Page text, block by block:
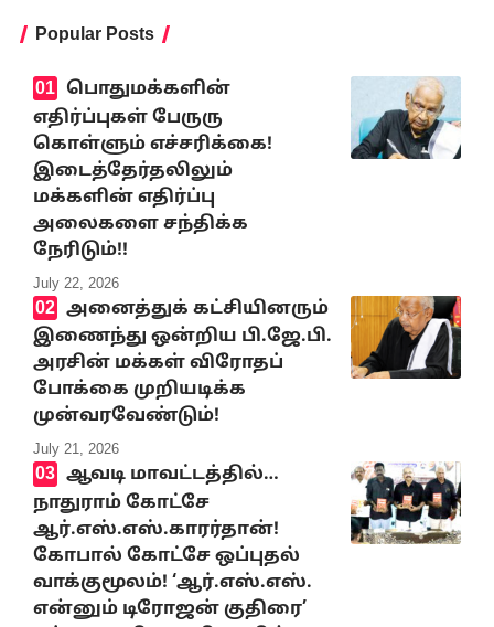
Popular Posts
பொதுமக்களின்
எதிர்ப்புகள் பேருரு
கொள்ளும் எச்சரிக்கை!
இடைத்தேர்தலிலும்
மக்களின் எதிர்ப்பு
அலைகளை சந்திக்க
நேரிடும்!!
July 22, 2026
அனைத்துக் கட்சியினரும்
இணைந்து ஒன்றிய பி.ஜே.பி.
அரசின் மக்கள் விரோதப்
போக்கை முறியடிக்க
முன்வரவேண்டும்!
July 21, 2026
ஆவடி மாவட்டத்தில்…
நாதுராம் கோட்சே
ஆர்.எஸ்.எஸ்.காரர்தான்!
கோபால் கோட்சே ஒப்புதல்
வாக்குமூலம்! ‘ஆர்.எஸ்.எஸ்.
என்னும் டிரோஜன் குதிரை’